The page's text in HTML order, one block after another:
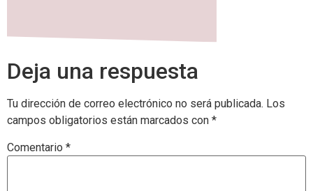
Deja una respuesta
Tu dirección de correo electrónico no será publicada. Los
campos obligatorios están marcados con *
Comentario *